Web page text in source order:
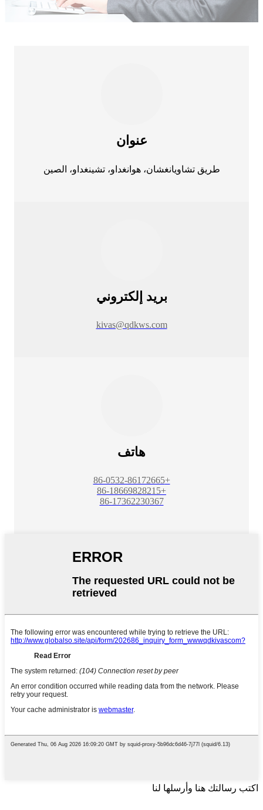
عنوان
طريق تشاويانغشان، هوانغداو، تشينغداو، الصين
بريد إلكتروني
kivas@qdkws.com
هاتف
+86-0532-86172665
+86-18669828215
86-17362230367
اكتب رسالتك هنا وأرسلها لنا